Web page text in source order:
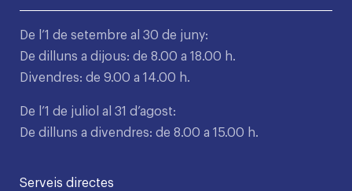
De l’1 de setembre al 30 de juny:
De dilluns a dijous: de 8.00 a 18.00 h.
Divendres: de 9.00 a 14.00 h.
De l’1 de juliol al 31 d’agost:
De dilluns a divendres: de 8.00 a 15.00 h.
Serveis directes